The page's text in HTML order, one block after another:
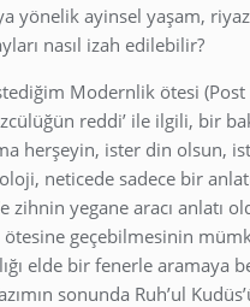
yönelik ayinsel yaşam,
nasıl izah edilebilir?
Modernlik ötesi
reddi’ ile ilgili, bir
herşeyin, ister din olsun,
neticede sadece bir
zihnin yegane aracı anlatı
ötesine geçebilmesinin
elde bir fenerle aramaya
sonunda Ruh’ul